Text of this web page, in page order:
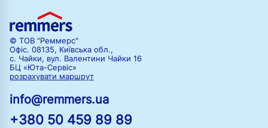
© ТОВ "Реммерс"
Офіс. 08135, Київська обл.,
с. Чайки, вул. Валентини Чайки 16
БЦ «Юта-Сервіс»
розрахувати маршрут
info@remmers.ua
+380 50 459 89 89